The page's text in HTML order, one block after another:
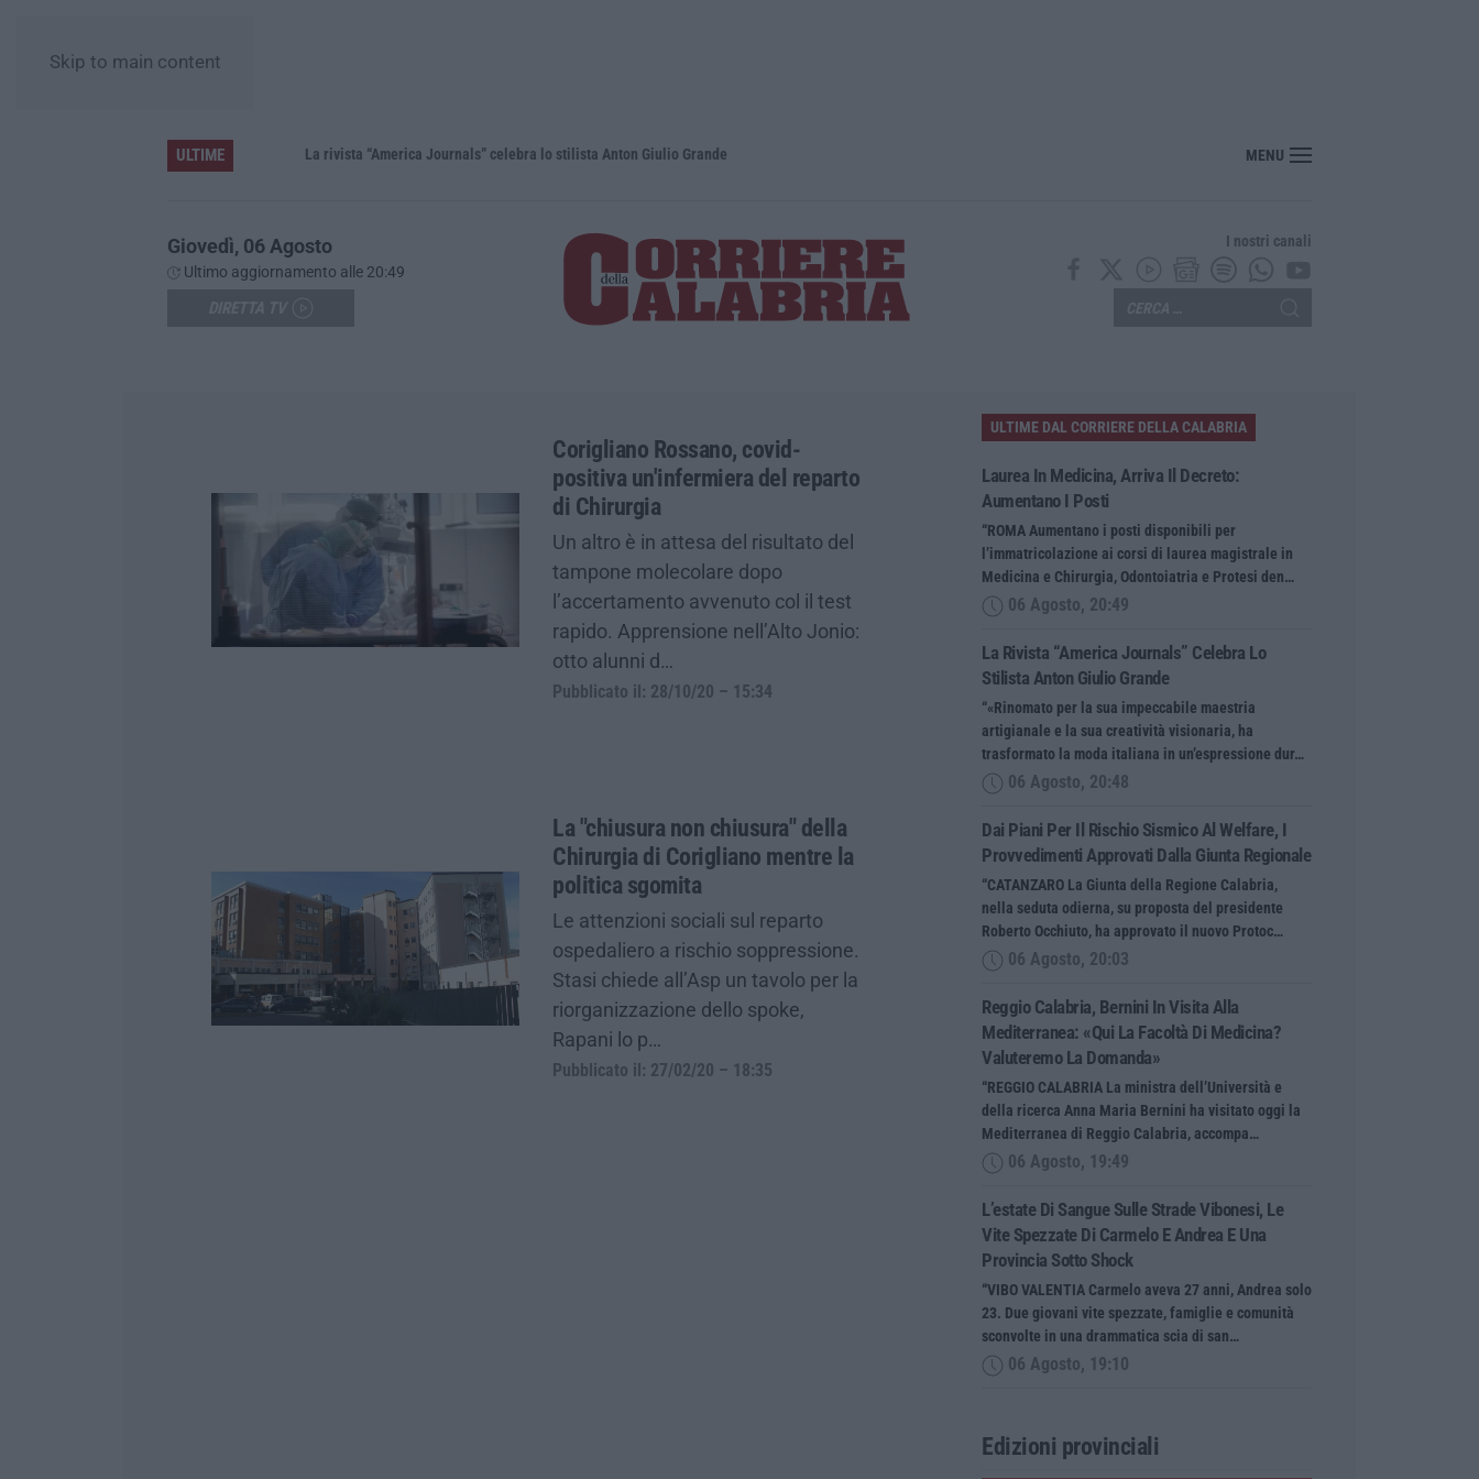
Skip to main content
ULTIME La rivista “America Journals” celebra lo stilista Anton Giulio Grande Dai Piani per il rischio sismico al welfare, i provvedimenti approvati dalla Giunta
MENU
Giovedì, 06 Agosto
Ultimo aggiornamento alle 20:49
I nostri canali
Corigliano Rossano, covid-
positiva un'infermiera del reparto
di Chirurgia
Un altro è in attesa del risultato del
tampone molecolare dopo
l’accertamento avvenuto col il test
rapido. Apprensione nell’Alto Jonio:
otto alunni d…
Pubblicato il: 28/10/20 – 15:34
La "chiusura non chiusura" della
Chirurgia di Corigliano mentre la
politica sgomita
Le attenzioni sociali sul reparto
ospedaliero a rischio soppressione.
Stasi chiede all’Asp un tavolo per la
riorganizzazione dello spoke,
Rapani lo p…
Pubblicato il: 27/02/20 – 18:35
ULTIME DAL CORRIERE DELLA CALABRIA
Laurea In Medicina, Arriva Il Decreto:
Aumentano I Posti
“ROMA Aumentano i posti disponibili per
l’immatricolazione ai corsi di laurea magistrale in
Medicina e Chirurgia, Odontoiatria e Protesi den…
06 Agosto, 20:49
La Rivista “America Journals” Celebra Lo
Stilista Anton Giulio Grande
“«Rinomato per la sua impeccabile maestria
artigianale e la sua creatività visionaria, ha
trasformato la moda italiana in un’espressione dur…
06 Agosto, 20:48
Dai Piani Per Il Rischio Sismico Al Welfare, I
Provvedimenti Approvati Dalla Giunta Regionale
“CATANZARO La Giunta della Regione Calabria,
nella seduta odierna, su proposta del presidente
Roberto Occhiuto, ha approvato il nuovo Protoc…
06 Agosto, 20:03
Reggio Calabria, Bernini In Visita Alla
Mediterranea: «Qui La Facoltà Di Medicina?
Valuteremo La Domanda»
“REGGIO CALABRIA La ministra dell’Università e
della ricerca Anna Maria Bernini ha visitato oggi la
Mediterranea di Reggio Calabria, accompa…
06 Agosto, 19:49
L’estate Di Sangue Sulle Strade Vibonesi, Le
Vite Spezzate Di Carmelo E Andrea E Una
Provincia Sotto Shock
“VIBO VALENTIA Carmelo aveva 27 anni, Andrea solo
23. Due giovani vite spezzate, famiglie e comunità
sconvolte in una drammatica scia di san…
06 Agosto, 19:10
Edizioni provinciali